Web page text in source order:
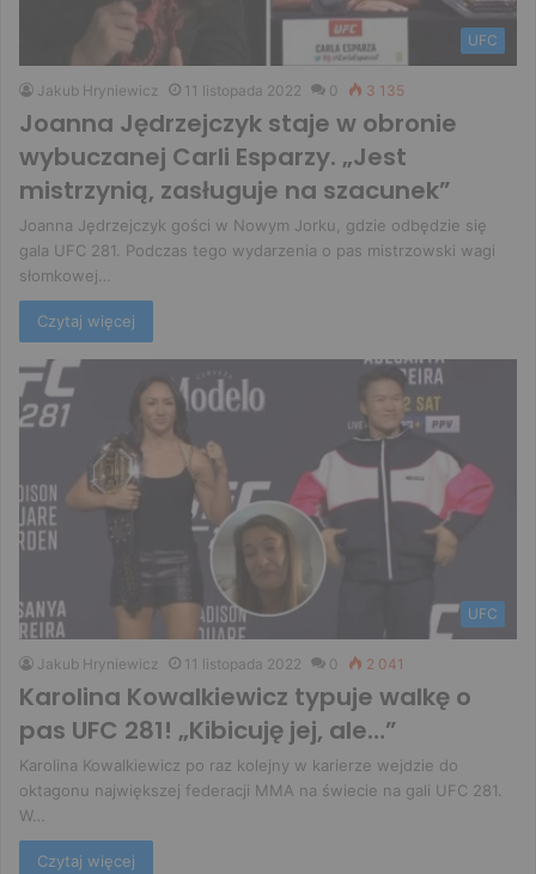
UFC
Jakub Hryniewicz 11 listopada 2022 0 3 135
Joanna Jędrzejczyk staje w obronie
wybuczanej Carli Esparzy. „Jest
mistrzynią, zasługuje na szacunek”
Joanna Jędrzejczyk gości w Nowym Jorku, gdzie odbędzie się
gala UFC 281. Podczas tego wydarzenia o pas mistrzowski wagi
słomkowej…
Czytaj więcej
UFC
Jakub Hryniewicz 11 listopada 2022 0 2 041
Karolina Kowalkiewicz typuje walkę o
pas UFC 281! „Kibicuję jej, ale…”
Karolina Kowalkiewicz po raz kolejny w karierze wejdzie do
oktagonu największej federacji MMA na świecie na gali UFC 281.
W…
Czytaj więcej